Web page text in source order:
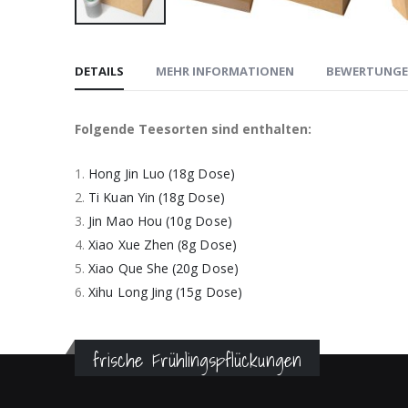
der
springen
DETAILS
Folgende Teesorten sind enthalten:
1. Hong Jin Luo (18g Dose)
2. Ti Kuan Yin (18g Dose)
3. Jin Mao Hou (10g Dose)
4.Xiao Xue Zhen (8g Dose)
5.Xiao Que She (20g Dose)
6.Xihu Long Jing (15g Dose)
MEHR INFORMATIONEN
frische Frühlingspflückungen